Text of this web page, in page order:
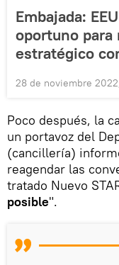
Embajada:
oportuno para
estratégico
28 de noviembre
Poco después, la
un portavoz del
(cancillería)
reagendar las
tratado Nuevo
posible".